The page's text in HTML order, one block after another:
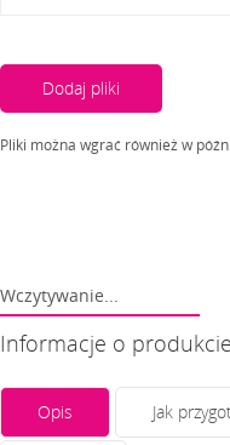
Dodaj pliki
Pliki można wgrać również w
Wczytywanie...
Informacje o produkcie
Opis Jak